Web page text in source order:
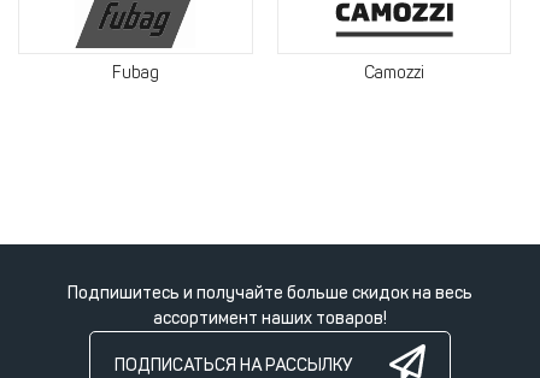
Fubag Camozzi
Подпишитесь и получайте больше скидок на весь
ассортимент наших товаров!
ПОДПИСАТЬСЯ НА РАССЫЛКУ